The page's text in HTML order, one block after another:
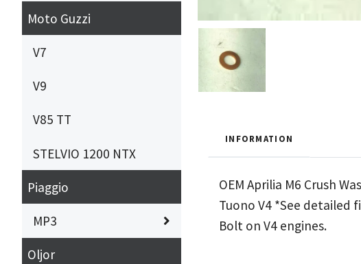
Moto Guzzi
V7
V9
V85 TT
STELVIO 1200 NTX
Piaggio
MP3
Oljor
INFORMATION
OEM Aprilia M6 Crush
Tuono V4 *See detailed
Bolt on V4 engines.